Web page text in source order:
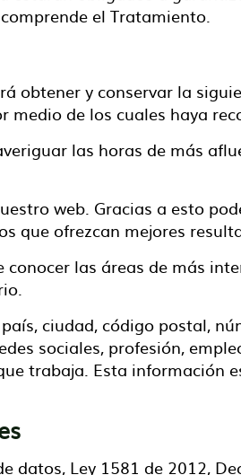
el Tratamiento.
obtener y conservar la
medio de los cuales haya
las horas de más
web. Gracias a esto
que ofrezcan mejores
las áreas de más
ciudad, código postal,
sociales, profesión,
trabaja. Esta información
Ley 1581 de 2012,